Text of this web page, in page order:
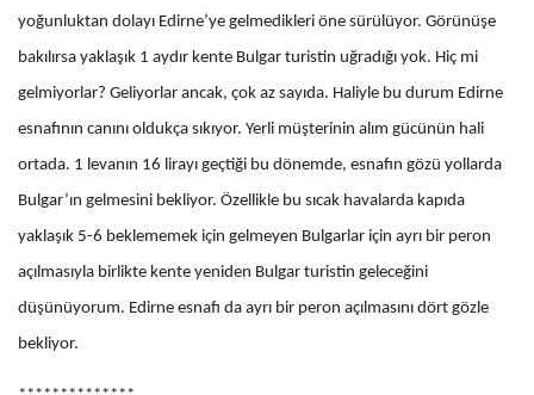
yoğunluktan dolayı Edirne’ye gelmedikleri öne sürülüyor. Görünüşe
bakılırsa yaklaşık 1 aydır kente Bulgar turistin uğradığı yok. Hiç mi
gelmiyorlar? Geliyorlar ancak, çok az sayıda. Haliyle bu durum Edirne
esnafının canını oldukça sıkıyor. Yerli müşterinin alım gücünün hali
ortada. 1 levanın 16 lirayı geçtiği bu dönemde, esnafın gözü yollarda
Bulgar’ın gelmesini bekliyor. Özellikle bu sıcak havalarda kapıda
yaklaşık 5-6 beklememek için gelmeyen Bulgarlar için ayrı bir peron
açılmasıyla birlikte kente yeniden Bulgar turistin geleceğini
düşünüyorum. Edirne esnafı da ayrı bir peron açılmasını dört gözle
bekliyor.